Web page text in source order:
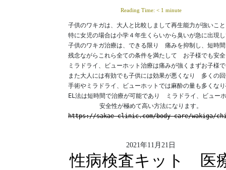
Reading Time: < 1 minute
子供のワキガは、大人と比較しまして再生能力が強いこ
特に女児の場合は小学４年生くらいから臭いが急に出現
子供のワキガ治療は、できる限り　痛みを抑制し、短時
残念ながらこれら全ての条件を満たして　お子様でも安
ミラドライ、ビューホット治療は痛みが強くまずお子様
また大人には有効でも子供には効果が悪くなり　多くの
手術やミラドライ、ビューホットでは麻酔の量も多くな
EL法は短時間で治療が可能であり　ミラドライ、ビュ
安全性が極めて高い方法になります。
2021年11月21日
性病検査キット 医